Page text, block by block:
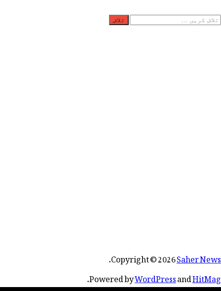
تلاش
Copyright © 2026Saher News
.
Powered byWordPressandHitMag
.